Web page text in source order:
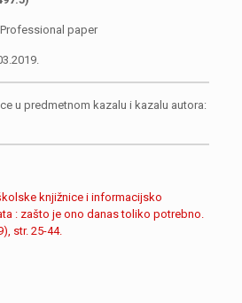
paper
u predmetnom kazalu i kazalu autora:
knjižnice i informacijsko
: zašto je ono danas toliko potrebno.
str. 25-44.